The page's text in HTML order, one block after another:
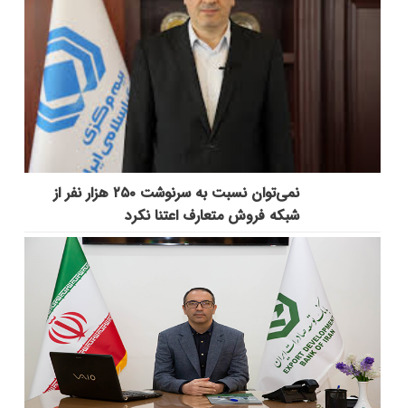
نمی‌توان نسبت به سرنوشت ۲۵۰ هزار نفر از
شبکه فروش متعارف اعتنا نکرد